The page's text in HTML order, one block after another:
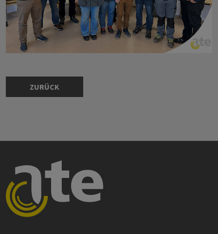
ZURÜCK